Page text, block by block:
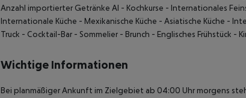
Anzahl importierter Getränke AI - Kochkurse - Internationales
Internationale Küche - Mexikanische Küche - Asiatische Küche -
Truck - Cocktail-Bar - Sommelier - Brunch - Englisches Frühstück -
Wichtige Informationen
Bei planmäßiger Ankunft im Zielgebiet ab 04:00 Uhr morgens